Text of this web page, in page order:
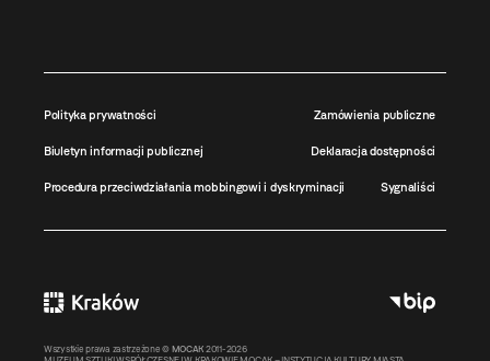
Polityka prywatności Zamówienia publiczne
Biuletyn informacji publicznej Deklaracja dostępności
Procedura przeciwdziałania mobbingowi i dyskryminacji Sygnaliści
Wszystkie prawa zastrzeżone © MOCAK 2011-2026